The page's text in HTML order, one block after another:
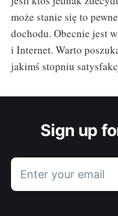
może stanie się to
dochodu. Obecnie jest
i Internet. Warto
jakimś stopniu
Sign up
Enter your email